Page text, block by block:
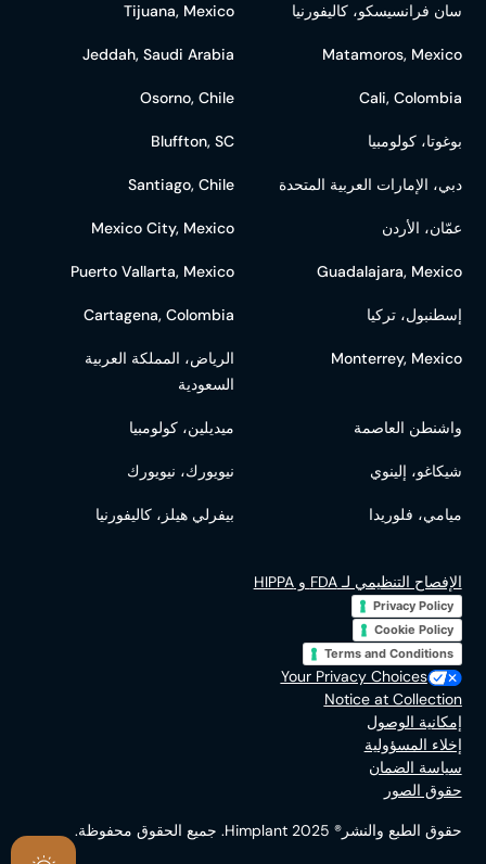
سان فرانسيسكو، كاليفورنيا Tijuana, Mexico
Matamoros, Mexico
Jeddah, Saudi Arabia
Cali, Colombia
Osorno, Chile
بوغوتا، كولومبيا Bluffton, SC
دبي، الإمارات العربية المتحدة Santiago, Chile
عمّان، الأردن Mexico City, Mexico
Guadalajara, Mexico
Puerto Vallarta, Mexico
إسطنبول، تركيا Cartagena, Colombia
Monterrey, Mexico
الرياض، المملكة العربية
السعودية
واشنطن العاصمة ميديلين، كولومبيا
شيكاغو، إلينوي نيويورك، نيويورك
ميامي، فلوريدا بيفرلي هيلز، كاليفورنيا
حقوق الطبع والنشر® 2025 Himplant. جميع الحقوق محفوظة.
الإفصاح التنظيمي لـ FDA و HIPPA
Privacy Policy
Cookie Policy
Terms and Conditions
Your Privacy Choices
Notice at Collection
إمكانية الوصول
إخلاء المسؤولية
سياسة الضمان
حقوق الصور